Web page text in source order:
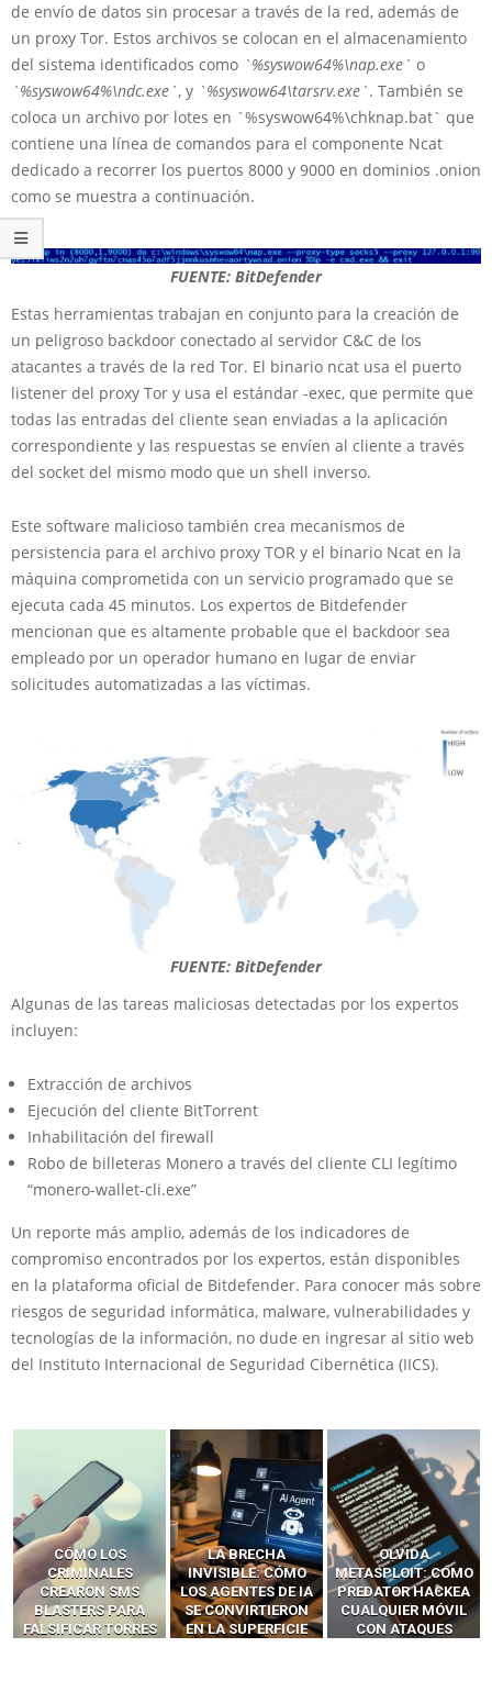
de envío de datos sin procesar a través de la red, además de
un proxy Tor. Estos archivos se colocan en el almacenamiento
del sistema identificados como `%syswow64%\nap.exe` o
`%syswow64%\ndc.exe`, y `%syswow64\tarsrv.exe`. También se
coloca un archivo por lotes en `%syswow64%\chknap.bat` que
contiene una línea de comandos para el componente Ncat
dedicado a recorrer los puertos 8000 y 9000 en dominios .onion
como se muestra a continuación.
FUENTE: BitDefender
Estas herramientas trabajan en conjunto para la creación de
un peligroso backdoor conectado al servidor C&C de los
atacantes a través de la red Tor. El binario ncat usa el puerto
listener del proxy Tor y usa el estándar -exec, que permite que
todas las entradas del cliente sean enviadas a la aplicación
correspondiente y las respuestas se envíen al cliente a través
del socket del mismo modo que un shell inverso.
Este software malicioso también crea mecanismos de
persistencia para el archivo proxy TOR y el binario Ncat en la
máquina comprometida con un servicio programado que se
ejecuta cada 45 minutos. Los expertos de Bitdefender
mencionan que es altamente probable que el backdoor sea
empleado por un operador humano en lugar de enviar
solicitudes automatizadas a las víctimas.
FUENTE: BitDefender
Algunas de las tareas maliciosas detectadas por los expertos
incluyen:
Extracción de archivos
Ejecución del cliente BitTorrent
Inhabilitación del firewall
Robo de billeteras Monero a través del cliente CLI legítimo
“monero-wallet-cli.exe”
Un reporte más amplio, además de los indicadores de
compromiso encontrados por los expertos, están disponibles
en la plataforma oficial de Bitdefender. Para conocer más sobre
riesgos de seguridad informática, malware, vulnerabilidades y
tecnologías de la información, no dude en ingresar al sitio web
del Instituto Internacional de Seguridad Cibernética (IICS).
LA BRECHA
INVISIBLE: CÓMO
LOS AGENTES DE IA
SE CONVIRTIERON
EN LA SUPERFICIE
OLVIDA
METASPLOIT: CÓMO
PREDATOR HACKEA
CUALQUIER MÓVIL
CON ATAQUES
CÓMO LOS HACKERS
INTERCEPTAN OTPS
Y LLAMADAS
MÓVILES SIN
‘HACKEAR’ — EL